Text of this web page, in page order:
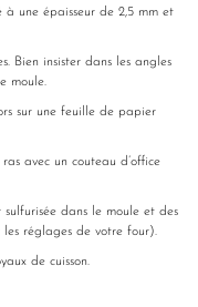
une épaisseur de 2,5 mm et
Bien insister dans les angles
moule.
sur une feuille de papier
avec un couteau d’office
dans le moule et des
les réglages de votre four).
de cuisson.